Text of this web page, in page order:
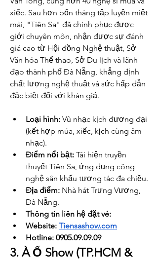
xiếc. Sau hơn bốn tháng tập luyện miệt
mài, "Tiên Sa" đã chinh phục được
giới chuyên môn, nhận được sự đánh
giá cao từ Hội đồng Nghệ thuật, Sở
Văn hóa Thể thao, Sở Du lịch và lãnh
đạo thành phố Đà Nẵng, khẳng định
chất lượng nghệ thuật và sức hấp dẫn
đặc biệt đối với khán giả.
Loại hình: Vũ nhạc kịch đương đại
(kết hợp múa, xiếc, kịch cùng âm
nhạc).
Điểm nổi bật: Tái hiện truyền
thuyết Tiên Sa, ứng dụng công
nghệ sân khấu tương tác đa chiều.
Địa điểm: Nhà hát Trưng Vương,
Đà Nẵng.
Thông tin liên hệ đặt vé:
Website: Tiensashow.com
Hotline: 0905.09.09.09
3. À Ố Show (TP.HCM &